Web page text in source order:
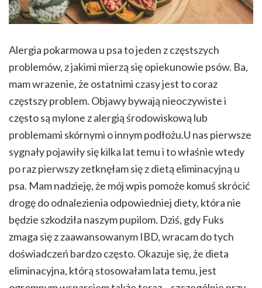
Alergia pokarmowa u psa to jeden z częstszych
problemów, z jakimi mierzą się opiekunowie psów. Ba,
mam wrazenie, że ostatnimi czasy jest to coraz
częstszy problem. Objawy bywają nieoczywiste i
często są mylone z alergią środowiskową lub
problemami skórnymi o innym podłożu.U nas pierwsze
sygnały pojawiły się kilka lat temu i to właśnie wtedy
po raz pierwszy zetknęłam się z dietą eliminacyjną u
psa. Mam nadzieję, że mój wpis pomoże komuś skrócić
drogę do odnalezienia odpowiedniej diety, która nie
będzie szkodziła naszym pupilom. Dziś, gdy Fuks
zmaga się z zaawansowanym IBD, wracam do tych
doświadczeń bardzo często. Okazuje się, że dieta
eliminacyjna, którą stosowałam lata temu, jest